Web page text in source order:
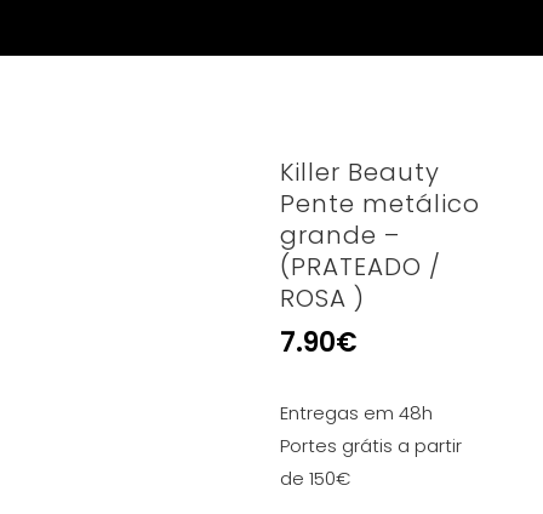
Killer Beauty
Pente metálico
grande –
(PRATEADO /
ROSA )
7.90€
Entregas em 48h
Portes grátis a partir
de 150€